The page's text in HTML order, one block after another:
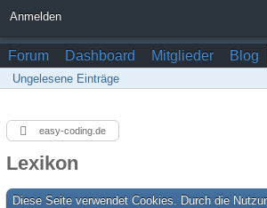
Anmelden
Forum Dashboard Mitglieder Blog
Ungelesene Einträge
easy-coding.de
Lexikon
Diese Seite verwendet Cookies. Durch die